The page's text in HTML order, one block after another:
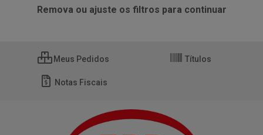
Remova ou ajuste os filtros para continuar
Meus Pedidos Títulos
Notas Fiscais